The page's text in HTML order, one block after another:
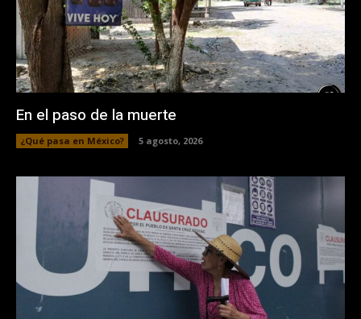
En el paso de la muerte
¿Qué pasa en México? 5 agosto, 2026